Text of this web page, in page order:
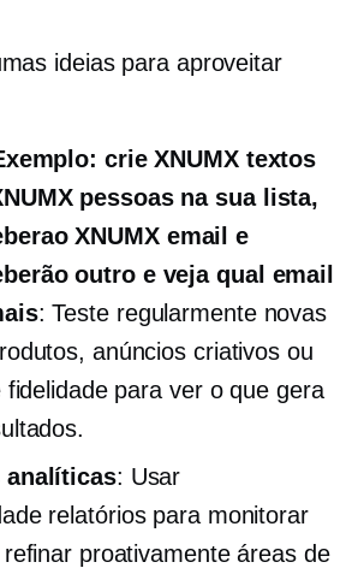
ideias para aproveitar
crie XNUMX textos
pessoas na sua lista,
XNUMX email e
outro e veja qual email
: Teste regularmente novas
anúncios criativos ou
fidelidade para ver o que gera
analíticas: Usar
relatórios para monitorar
proativamente áreas de